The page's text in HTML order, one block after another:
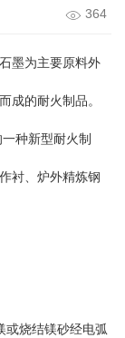
364
墨为主要原料外
成的耐火制品。
种新型耐火制
衬、炉外精炼钢
或烧结镁砂经电弧